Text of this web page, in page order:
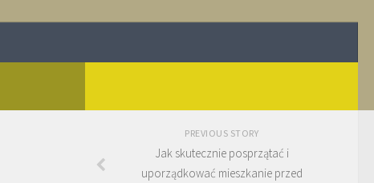
PREVIOUS STORY
Jak skutecznie posprzątać i
uporządkować mieszkanie przed